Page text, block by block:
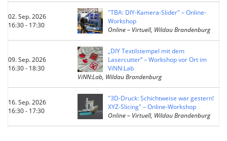
02. Sep. 2026
16:30 - 17:30
"TBA: DIY-Kamera-Slider" – Online-
Workshop
Online – Virtuell, Wildau Brandenburg
09. Sep. 2026
16:30 - 18:30
„DIY Textilstempel mit dem
Lasercutter“ – Workshop vor Ort im
ViNN:Lab
ViNN:Lab, Wildau Brandenburg
16. Sep. 2026
16:30 - 17:30
"3D-Druck: Schichtweise war gestern!
XYZ-Slicing" – Online-Workshop
Online – Virtuell, Wildau Brandenburg